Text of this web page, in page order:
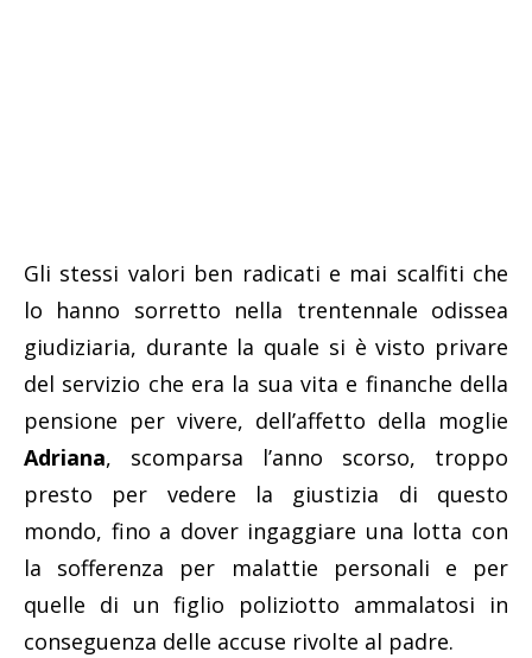
Gli stessi valori ben radicati e mai scalfiti che
lo hanno sorretto nella trentennale odissea
giudiziaria, durante la quale si è visto privare
del servizio che era la sua vita e finanche della
pensione per vivere, dell’affetto della moglie
Adriana, scomparsa l’anno scorso, troppo
presto per vedere la giustizia di questo
mondo, fino a dover ingaggiare una lotta con
la sofferenza per malattie personali e per
quelle di un figlio poliziotto ammalatosi in
conseguenza delle accuse rivolte al padre.